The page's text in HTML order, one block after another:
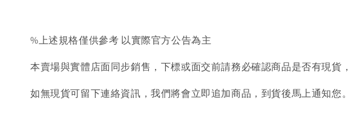
%上述規格僅供參考 以實際官方公告為主
本賣場與實體店面同步銷售，下標或面交前請務必確認商品是否有現貨，
如無現貨可留下連絡資訊，我們將會立即追加商品，到貨後馬上通知您。